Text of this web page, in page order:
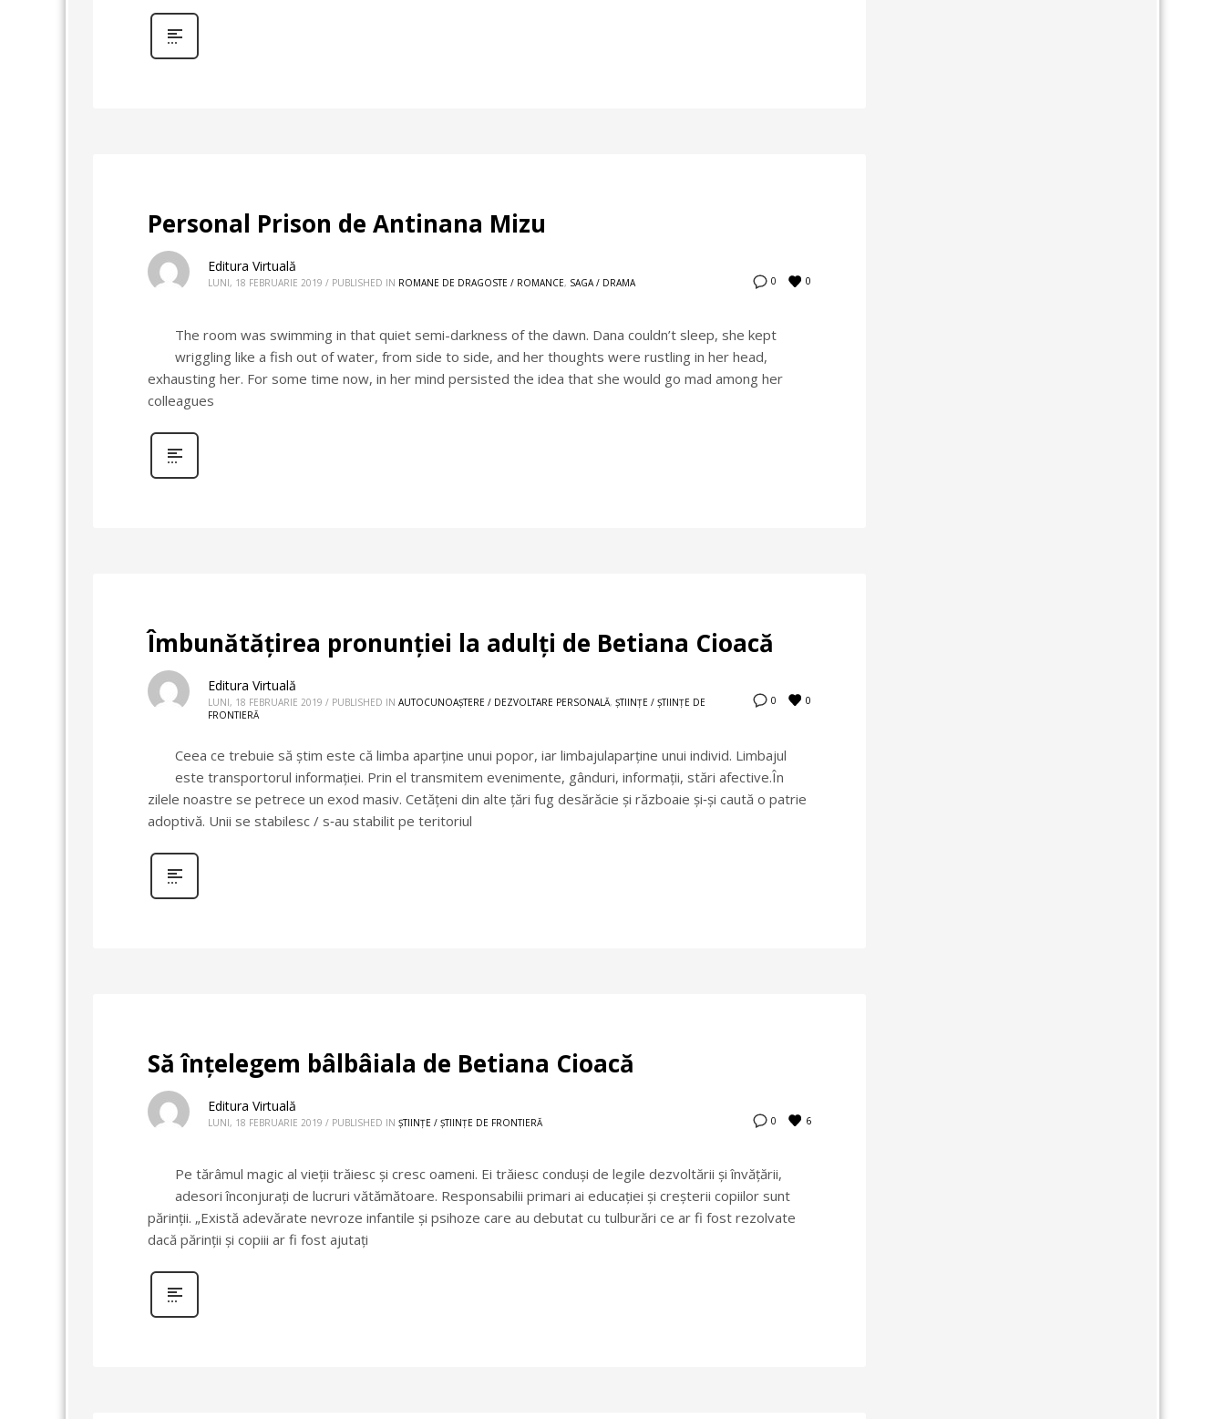
Personal Prison de Antinana Mizu
0 0
Editura Virtuală
LUNI, 18 FEBRUARIE 2019 / PUBLISHED IN ROMANE DE DRAGOSTE / ROMANCE, SAGA / DRAMA
The room was swimming in that quiet semi-darkness of the dawn. Dana couldn’t sleep, she kept
wriggling like a fish out of water, from side to side, and her thoughts were rustling in her head,
exhausting her. For some time now, in her mind persisted the idea that she would go mad among her
colleagues
Îmbunătățirea pronunției la adulți de Betiana Cioacă
0 0
Editura Virtuală
LUNI, 18 FEBRUARIE 2019 / PUBLISHED IN AUTOCUNOAŞTERE / DEZVOLTARE PERSONALĂ, ȘTIINȚE / ȘTIINȚE DE
FRONTIERĂ
Ceea ce trebuie să știm este că limba aparține unui popor, iar limbajulaparține unui individ. Limbajul
este transportorul informației. Prin el transmitem evenimente, gânduri, informații, stări afective.În
zilele noastre se petrece un exod masiv. Cetățeni din alte țări fug desărăcie și războaie și‑și caută o patrie
adoptivă. Unii se stabilesc / s‑au stabilit pe teritoriul
Să înțelegem bâlbâiala de Betiana Cioacă
0 6
Editura Virtuală
LUNI, 18 FEBRUARIE 2019 / PUBLISHED IN ȘTIINȚE / ȘTIINȚE DE FRONTIERĂ
Pe tărâmul magic al vieții trăiesc și cresc oameni. Ei trăiesc conduși de legile dezvoltării și învățării,
adesori înconjurați de lucruri vătămătoare. Responsabilii primari ai educației și creșterii copiilor sunt
părinții. „Există adevărate nevroze infantile și psihoze care au debutat cu tulburări ce ar fi fost rezolvate
dacă părinții și copiii ar fi fost ajutați